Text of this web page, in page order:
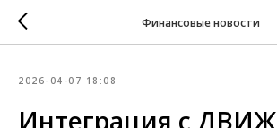
Финансовые новости
2026-04-07 18:08
Интеграция с ДВИЖ